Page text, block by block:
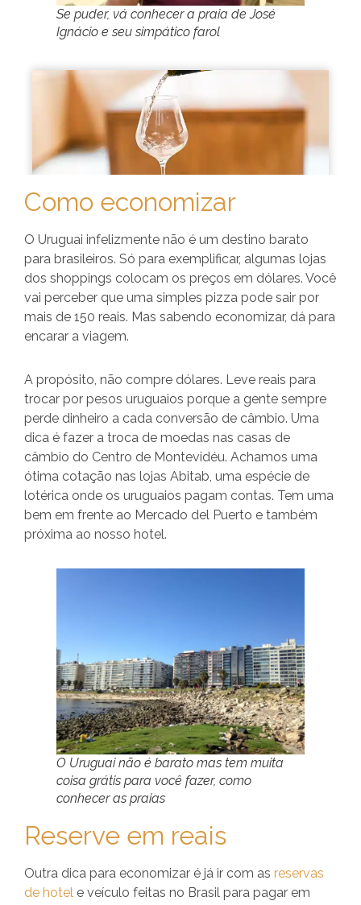
Se puder, vá conhecer a praia de José
Ignácio e seu simpático farol
Como economizar
O Uruguai infelizmente não é um destino barato
para brasileiros. Só para exemplificar, algumas lojas
dos shoppings colocam os preços em dólares. Você
vai perceber que uma simples pizza pode sair por
mais de 150 reais. Mas sabendo economizar, dá para
encarar a viagem.
A propósito, não compre dólares. Leve reais para
trocar por pesos uruguaios porque a gente sempre
perde dinheiro a cada conversão de câmbio. Uma
dica é fazer a troca de moedas nas casas de
câmbio do Centro de Montevidéu. Achamos uma
ótima cotação nas lojas Abitab, uma espécie de
lotérica onde os uruguaios pagam contas. Tem uma
bem em frente ao Mercado del Puerto e também
próxima ao nosso hotel.
O Uruguai não é barato mas tem muita
coisa grátis para você fazer, como
conhecer as praias
Reserve em reais
Outra dica para economizar é já ir com as reservas
de hotel e veículo feitas no Brasil para pagar em